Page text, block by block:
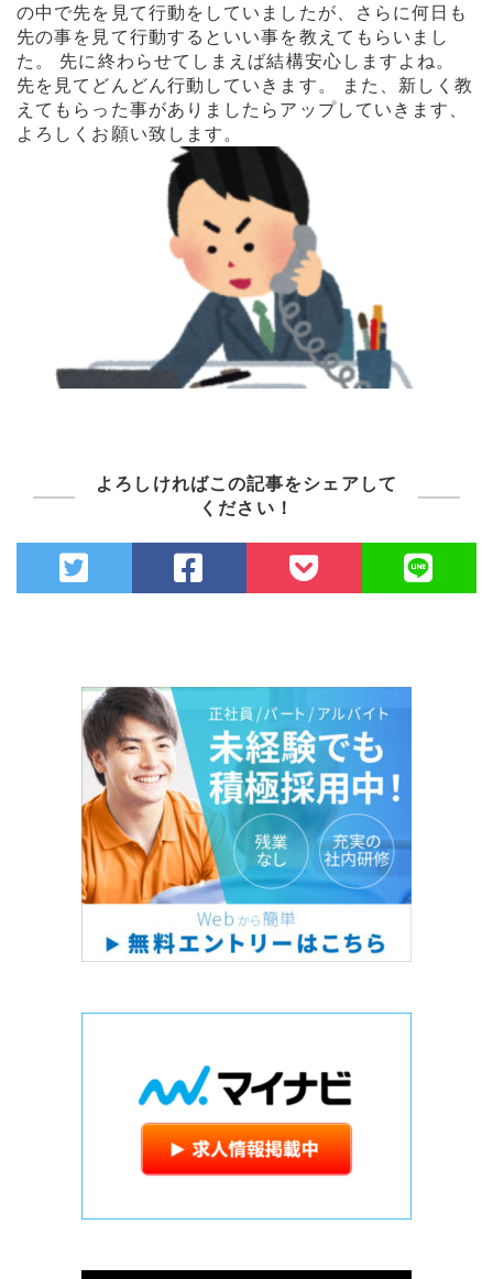
の中で先を見て行動をしていましたが、さらに何日も
先の事を見て行動するといい事を教えてもらいまし
た。 先に終わらせてしまえば結構安心しますよね。
先を見てどんどん行動していきます。 また、新しく教
えてもらった事がありましたらアップしていきます、
よろしくお願い致します。
よろしければこの記事をシェアして
ください！